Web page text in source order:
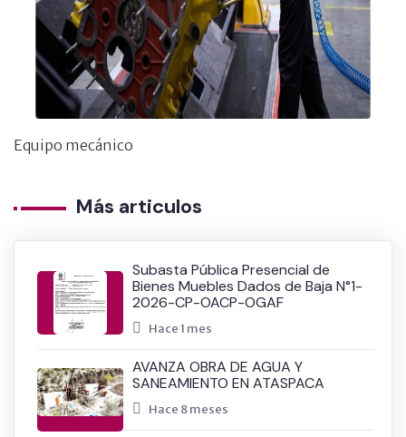
Equipo mecánico
Más articulos
Subasta Pública Presencial de
Bienes Muebles Dados de Baja N°1-
2026-CP-OACP-OGAF
Hace 1 mes
AVANZA OBRA DE AGUA Y
SANEAMIENTO EN ATASPACA
Hace 8 meses